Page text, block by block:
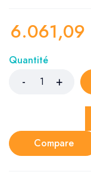
6.061,09
Quantité
Compare